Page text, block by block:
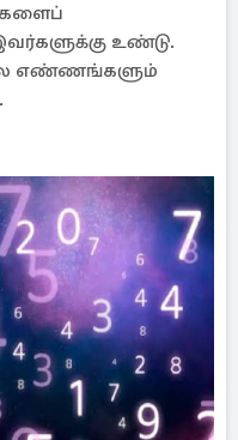
உண்டு.
எண்ணங்களும்